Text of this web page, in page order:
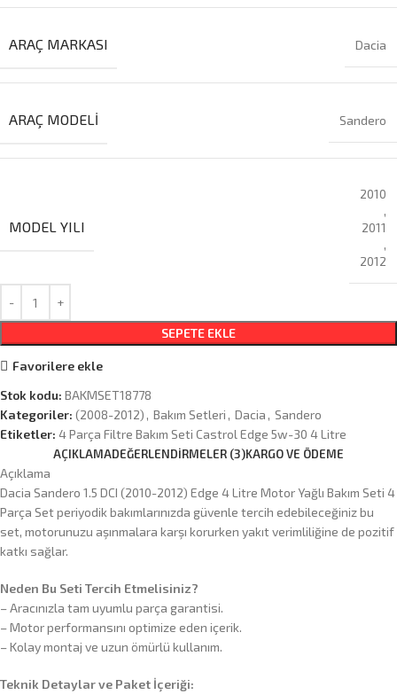
ARAÇ MARKASI Dacia
ARAÇ MODELI Sandero
MODEL YILI
2010
,
2011
,
2012
SEPETE EKLE
Favorilere ekle
Stok kodu: BAKMSET18778
Kategoriler: (2008-2012) , Bakım Setleri , Dacia , Sandero
Etiketler: 4 Parça Filtre Bakım Seti Castrol Edge 5w-30 4 Litre
AÇIKLAMADEĞERLENDIRMELER (3)KARGO VE ÖDEME
Açıklama
Dacia Sandero 1.5 DCI (2010-2012) Edge 4 Litre Motor Yağlı Bakım Seti 4
Parça Set periyodik bakımlarınızda güvenle tercih edebileceğiniz bu
set, motorunuzu aşınmalara karşı korurken yakıt verimliliğine de pozitif
katkı sağlar.
Neden Bu Seti Tercih Etmelisiniz?
– Aracınızla tam uyumlu parça garantisi.
– Motor performansını optimize eden içerik.
– Kolay montaj ve uzun ömürlü kullanım.
Teknik Detaylar ve Paket İçeriği: